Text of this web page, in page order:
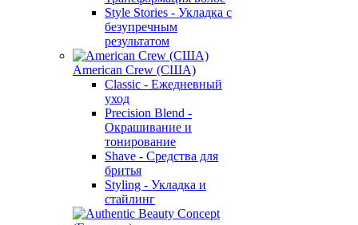
Style Stories - Укладка с
безупречным
результатом
American Crew (США)
Classic - Ежедневный
уход
Precision Blend -
Окрашивание и
тонирование
Shave - Средства для
бритья
Styling - Укладка и
стайлинг